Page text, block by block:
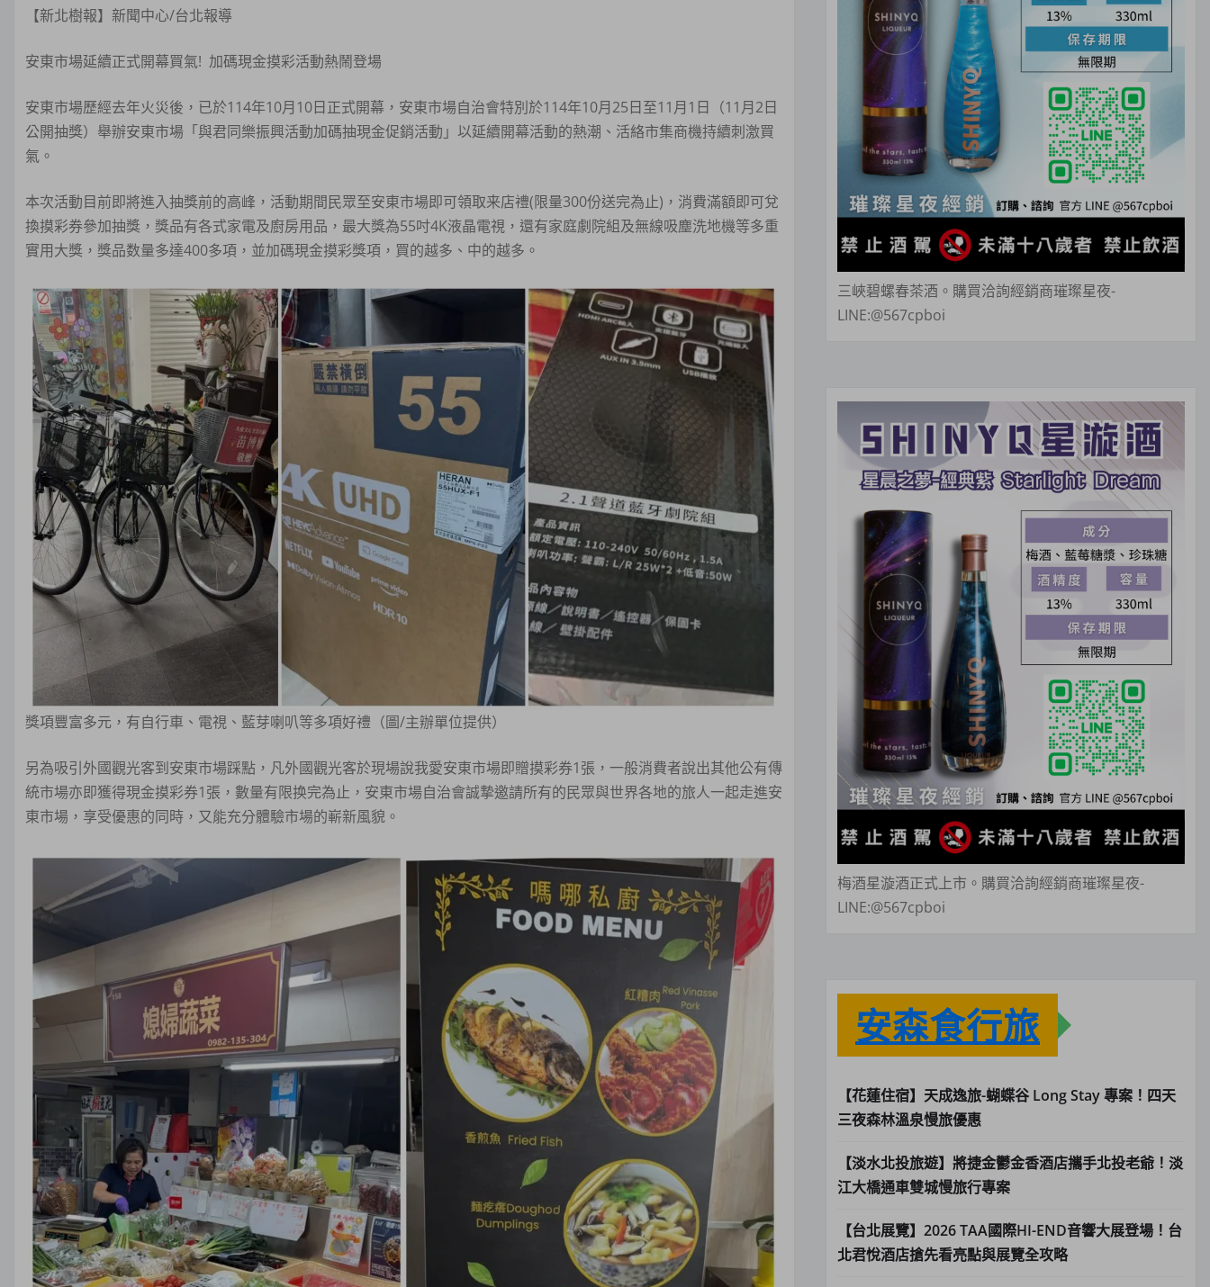
【新北樹報】新聞中心/台北報導
安東市場延續正式開幕買氣! 加碼現金摸彩活動熱鬧登場
安東市場歷經去年火災後，已於114年10月10日正式開幕，安東市場自治會特別於114年10月25日至11月1日（11月2日
公開抽獎）舉辦安東市場「與君同樂振興活動加碼抽現金促銷活動」以延續開幕活動的熱潮、活絡市集商機持續刺激買
氣。
本次活動目前即將進入抽獎前的高峰，活動期間民眾至安東市場即可領取来店禮(限量300份送完為止)，消費滿額即可兌
換摸彩券參加抽獎，獎品有各式家電及廚房用品，最大獎為55吋4K液晶電視，還有家庭劇院組及無線吸塵洗地機等多重
實用大獎，獎品数量多達400多項，並加碼現金摸彩獎項，買的越多、中的越多。
獎項豐富多元，有自行車、電視、藍芽喇叭等多項好禮（圖/主辦單位提供）
另為吸引外國觀光客到安東市場踩點，凡外國觀光客於現場說我愛安東市場即贈摸彩券1張，一般消費者說出其他公有傳
統市場亦即獲得現金摸彩券1張，數量有限换完為止，安東市場自治會誠摯邀請所有的民眾與世界各地的旅人一起走進安
東市場，享受優惠的同時，又能充分體驗市場的嶄新風貌。
三峽碧螺春茶酒。購買洽詢經銷商璀璨星夜-
LINE:@567cpboi
梅酒星漩酒正式上市。購買洽詢經銷商璀璨星夜-
LINE:@567cpboi
安森食行旅
【花蓮住宿】天成逸旅-蝴蝶谷 Long Stay 專案！四天
三夜森林溫泉慢旅優惠
【淡水北投旅遊】將捷金鬱金香酒店攜手北投老爺！淡
江大橋通車雙城慢旅行專案
【台北展覽】2026 TAA國際HI-END音響大展登場！台
北君悅酒店搶先看亮點與展覽全攻略